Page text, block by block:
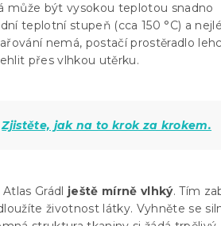
může být vysokou teplotou snadno
teplotní stupeň (cca 150 °C) a
nemá, postačí prostěradlo
přes vlhkou utěrku.
Zjistěte, jak na to krok za krokem.
Grádl ještě mírně vlhký. Tím
životnost látky. Vyhněte se